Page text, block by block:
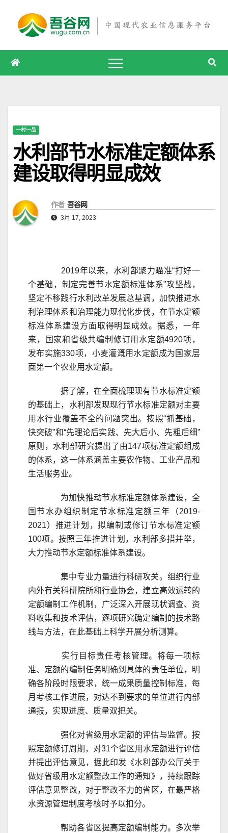
容
一村一品
水利部节水标准定额体系
建设取得明显成效
作者 吾谷网
3月 17, 2023
2019年以来，水利部聚力瞄准“打好一
个基础，制定完善节水定额标准体系”攻坚战，
坚定不移践行水利改革发展总基调，加快推进水
利治理体系和治理能力现代化步伐，在节水定额
标准体系建设方面取得明显成效。据悉，一年
来，国家和省级共编制修订用水定额4920项，
发布实施330项，小麦灌溉用水定额成为国家层
面第一个农业用水定额。
据了解，在全面梳理现有节水标准定额
的基础上，水利部发现现行节水标准定额对主要
用水行业覆盖不全的问题突出。按照“抓基础，
快突破”和“先理论后实践、先大后小、先粗后细”
原则，水利部研究提出了由147项标准定额组成
的体系，这一体系涵盖主要农作物、工业产品和
生活服务业。
为加快推动节水标准定额体系建设，全
国节水办组织制定节水标准定额三年（2019-
2021）推进计划，拟编制或修订节水标准定额
100项。按照三年推进计划，水利部多措并举，
大力推动节水定额标准体系建设。
集中专业力量进行科研攻关。组织行业
内外有关科研院所和行业协会，建立高效运转的
定额编制工作机制，广泛深入开展现状调查、资
料收集和技术评估，逐项研究确定编制的技术路
线与方法，在此基础上科学开展分析测算。
实行目标责任考核管理。将每一项标
准、定额的编制任务明确到具体的责任单位，明
确各阶段时限要求，统一成果质量控制标准，每
月考核工作进展，对达不到要求的单位进行内部
通报，实现进度、质量双把关。
强化对省级用水定额的评估与监督。按
照定额修订周期，对31个省区用水定额进行评估
并提出评估意见，据此印发《水利部办公厅关于
做好省级用水定额整改工作的通知》，持续跟踪
评估意见整改，对于整改不力的省区，在最严格
水资源管理制度考核时予以扣分。
帮助各省区提高定额编制能力。多次举